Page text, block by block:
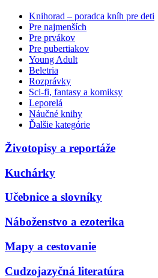
Knihorad – poradca kníh pre deti
Pre najmenších
Pre prvákov
Pre pubertiakov
Young Adult
Beletria
Rozprávky
Sci-fi, fantasy a komiksy
Leporelá
Náučné knihy
Ďalšie kategórie
Životopisy a reportáže
Kuchárky
Učebnice a slovníky
Náboženstvo a ezoterika
Mapy a cestovanie
Cudzojazyčná literatúra